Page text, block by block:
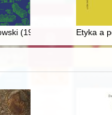
: zbiór wspomnień
- przyszłość
(1945-2020) : Etyka a